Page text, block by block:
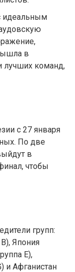
идеальным
в
лучших команд,
с 27 января
По две
в
чтобы
групп:
Япония
E),
и Афганистан